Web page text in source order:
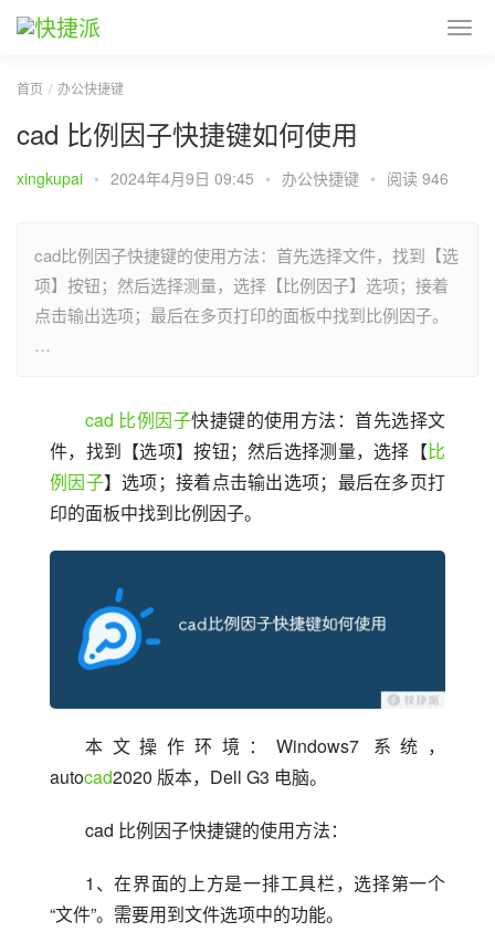
首页 办公快捷键
cad 比例因子快捷键如何使用
xingkupai • 2024年4月9日 09:45 • 办公快捷键 • 阅读 946
cad比例因子快捷键的使用方法：首先选择文件，找到【选
项】按钮；然后选择测量，选择【比例因子】选项；接着
点击输出选项；最后在多页打印的面板中找到比例因子。
…
cad 比例因子快捷键的使用方法：首先选择文
件，找到【选项】按钮；然后选择测量，选择【比
例因子】选项；接着点击输出选项；最后在多页打
印的面板中找到比例因子。
本文操作环境：Windows7 系统，
autocad2020 版本，Dell G3 电脑。
cad 比例因子快捷键的使用方法：
1、在界面的上方是一排工具栏，选择第一个
“文件”。需要用到文件选项中的功能。